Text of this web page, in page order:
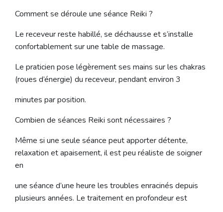
Comment se déroule une séance Reiki ?
Le receveur reste habillé, se déchausse et s’installe
confortablement sur une table de massage.
Le praticien pose légèrement ses mains sur les chakras
(roues d’énergie) du receveur, pendant environ 3
minutes par position.
Combien de séances Reiki sont nécessaires ?
Même si une seule séance peut apporter détente,
relaxation et apaisement, il est peu réaliste de soigner
en
une séance d’une heure les troubles enracinés depuis
plusieurs années. Le traitement en profondeur est